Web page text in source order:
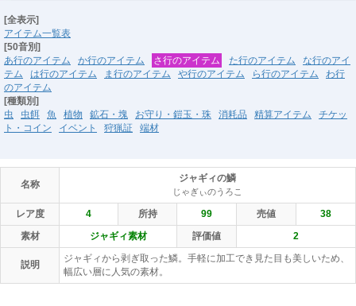
[全表示]
アイテム一覧表
[50音別]
あ行のアイテム
か行のアイテム さ行のアイテム た行のアイテム
な行のアイ
テム
は行のアイテム ま行のアイテム や行のアイテム ら行のアイテム
わ行
のアイテム
[種類別]
虫
虫餌 魚 植物 鉱石・塊 お守り・鎧玉・珠 消耗品 精算アイテム
チケッ
ト・コイン
イベント 狩猟証 端材
名称
ジャギィの鱗
じゃぎぃのうろこ
レア度 4 所持 99 売値
38
素材
ジャギィ素材 評価値 2
説明
ジャギィから剥ぎ取った鱗。手軽に加工でき見た目も美しいため、
幅広い層に人気の素材。